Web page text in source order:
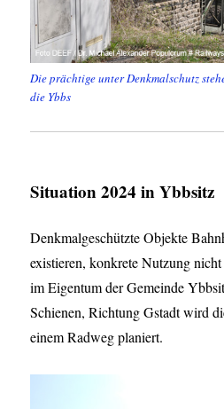
Die prächtige unter Denkmalschutz
die Ybbs
Situation 2024 in Ybbsitz
Denkmalgeschützte Objekte
existieren, konkrete Nutzung
im Eigentum der Gemeinde
Schienen, Richtung Gstadt wird
einem Radweg planiert.